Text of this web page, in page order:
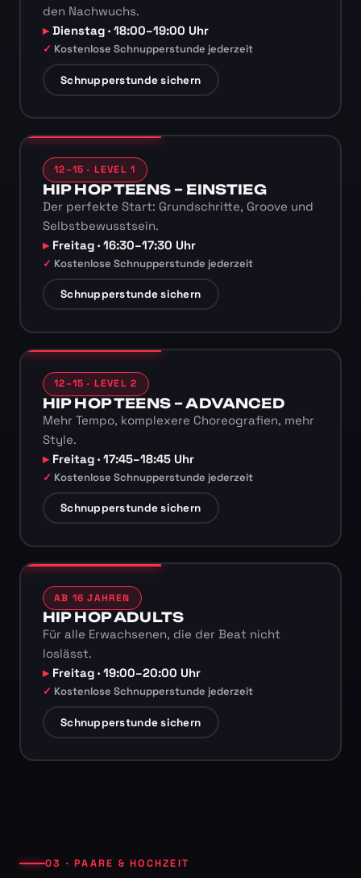
den Nachwuchs.
Dienstag · 18:00–19:00 Uhr
Kostenlose Schnupperstunde jederzeit
Schnupperstunde sichern
12–15 · LEVEL 1
HIP HOP TEENS – EINSTIEG
Der perfekte Start: Grundschritte, Groove und
Selbstbewusstsein.
Freitag · 16:30–17:30 Uhr
Kostenlose Schnupperstunde jederzeit
Schnupperstunde sichern
12–15 · LEVEL 2
HIP HOP TEENS – ADVANCED
Mehr Tempo, komplexere Choreografien, mehr
Style.
Freitag · 17:45–18:45 Uhr
Kostenlose Schnupperstunde jederzeit
Schnupperstunde sichern
AB 16 JAHREN
HIP HOP ADULTS
Für alle Erwachsenen, die der Beat nicht
loslässt.
Freitag · 19:00–20:00 Uhr
Kostenlose Schnupperstunde jederzeit
Schnupperstunde sichern
03 · PAARE & HOCHZEIT